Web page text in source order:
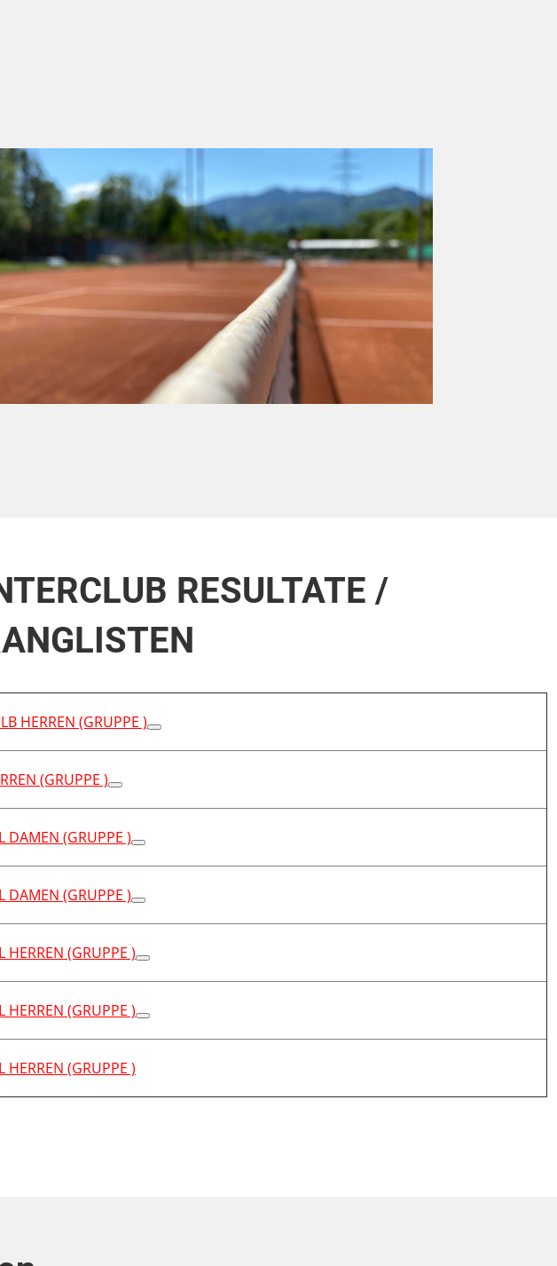
RESULTATE /
HERREN (GRUPPE )
(GRUPPE )
DAMEN (GRUPPE )
DAMEN (GRUPPE )
HERREN (GRUPPE )
HERREN (GRUPPE )
HERREN (GRUPPE )